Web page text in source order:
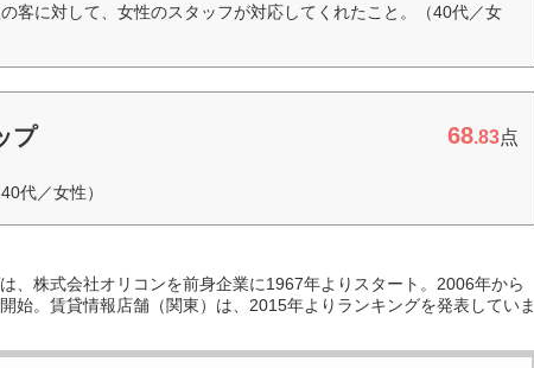
客に対して、女性のスタッフが対応してくれたこと。（40代／女
プ 68.83点
代／女性）
、株式会社オリコンを前身企業に1967年よりスタート。2006年から
始。賃貸情報店舗（関東）は、2015年よりランキングを発表していま